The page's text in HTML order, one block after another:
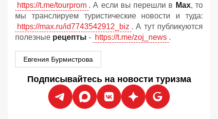
https://t.me/tourprom . А если вы перешли в Мах, то
мы транслируем туристические новости и туда:
https://max.ru/id7743542912_biz . А тут публикуются
полезные рецепты - https://t.me/zoj_news .
Евгения Бурмистрова
Подписывайтесь на новости туризма